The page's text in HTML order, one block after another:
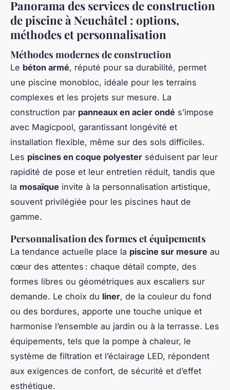
Panorama des services de construction
de piscine à Neuchâtel : options,
méthodes et personnalisation
Méthodes modernes de construction
Le béton armé, réputé pour sa durabilité, permet
une piscine monobloc, idéale pour les terrains
complexes et les projets sur mesure. La
construction par panneaux en acier ondé s’impose
avec Magicpool, garantissant longévité et
installation flexible, même sur des sols difficiles.
Les piscines en coque polyester séduisent par leur
rapidité de pose et leur entretien réduit, tandis que
la mosaïque invite à la personnalisation artistique,
souvent privilégiée pour les piscines haut de
gamme.
Personnalisation des formes et équipements
La tendance actuelle place la piscine sur mesure au
cœur des attentes : chaque détail compte, des
formes libres ou géométriques aux escaliers sur
demande. Le choix du liner, de la couleur du fond
ou des bordures, apporte une touche unique et
harmonise l’ensemble au jardin ou à la terrasse. Les
équipements, tels que la pompe à chaleur, le
système de filtration et l’éclairage LED, répondent
aux exigences de confort, de sécurité et d’effet
esthétique.